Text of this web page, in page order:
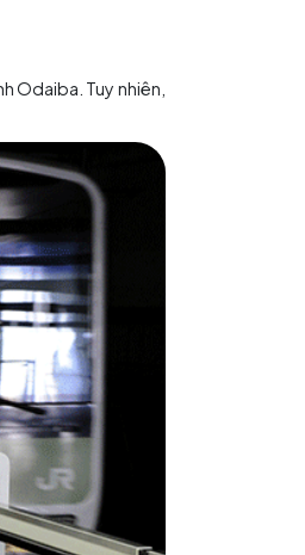
trình để tránh bị lạc đường.
người dân địa phương.
thể sử dụng các tuyến
cả phải chăng mà còn cung
Odaiba. Có nhiều tuyến xe
số 02.
nhân để đến Vịnh Odaiba. Tuy